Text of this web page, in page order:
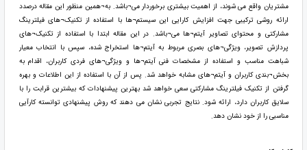
مشتریان واقع می شوند، از اهمیت بیشتری برخوردار می¬باشد. به¬همین منظور این مقاله درصدد
ارائه روشی ترکیبی جهت افزایش کارایی این سیستم¬ها با استفاده از تکنیک¬های فیلترینگ
مشارکتی و محتوای تصاویر آیتم¬ها می¬باشد. در این مقاله ابتدا با استفاده از تکنیک¬های
پردازش تصویر، ویژگی¬های بصری مربوط به آیتم¬ها استخراج شده، سپس با انتخاب معیار
شباهت مناسب و استفاده از مشخصات فنی آیتم¬ها و ویژگی¬های فردی کاربران، اقدام به
بخش¬بندی کاربران و آیتم¬های مشابه خواهد شد. پس از آن با استفاده از این اطلاعات و بهره
گرفتن از تکنیک فیلترینگ مشارکتی سعی خواهد شد بهترین پیشنهادات که بیشترین قرابت را با
سلایق کاربران دارد، ارائه شود. نتایج تجربی نشان می دهند که روش پیشنهادی توانسته کارآیی
مناسبی را از خود نشان دهد.